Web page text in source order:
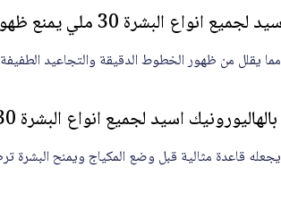
30 ملي يمنع ظهور التجاعيد؟
يقلل من ظهور الخطوط الدقيقة والتجاعيد
لجميع انواع البشرة 30 ملي تحت المكياج؟
قاعدة مثالية قبل وضع المكياج ويمنح البشرة